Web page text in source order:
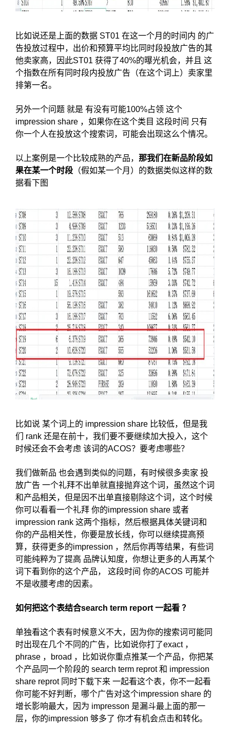
比如说还是上面的数据 ST01 在这一个月的时间内 的广
告投放过程中，出价和预算平均比同时段投放广告的其
他卖家高，因此ST01 获得了40%的曝光机会，并且 这
个指数在所有同时段内投放广告（在这个词上）卖家里
排第一名。
另外一个问题 就是 有没有可能100%占领 这个
impression share ，如果你在这个类目 这段时间 只有
你一个人在投放这个搜索词，可能会出现这么个情况。
以上案例是一个比较成熟的产品， 那我们在新品阶段如
果在某一个时段 （假如某一个月）的数据类似这样的数
据看下图
比如说 某个词上的 impression share 比较低，但是我
们 rank 还是在前十，我们要不要继续加大投入，这个
时候还会不会考虑 该词的ACOS？要考虑哪些？
我们做新品 也会遇到类似的问题，有时候很多卖家 投
放广告 一个礼拜不出单就直接抛弃这个词，虽然这个词
和产品相关，但是因不出单直接剔除这个词，这个时候
你可以看看一个礼拜 你的impression share 或者
impression rank 这两个指标，然后根据具体关键词和
你的产品相关性，你要是放长线，你可以继续提高预
算，获得更多的impression ，然后你再等结果，有些词
可能纯粹为了提高 品牌认知度，你想让更多的人再某个
词下看到你的这个产品， 这段时间 你的ACOS 可能并
不是收腰考虑的因素。
如何把这个表结合search term report 一起看 ？
单独看这个表有时候意义不大，因为你的搜索词可能同
时出现在几个不同的广告，比如说你打了exact ，
phrase ，broad ，比如说你重点推某一个产品，你把某
个产品同一个阶段的 search term reprot 和 impression
share reprot 同时下载下来 一起看这个表，你不一起看
你可能不好判断，哪个广告对这个impression share 的
增长影响最大，因为 impresson 是漏斗最上面的那一
层，你的impression 够多了 你才有机会点击和转化。